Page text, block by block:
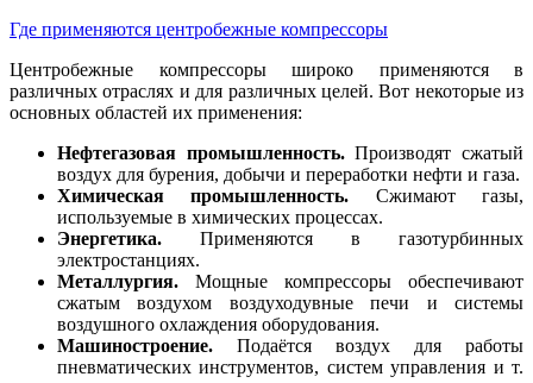
Где применяются центробежные компрессоры
Центробежные компрессоры широко применяются в
различных отраслях и для различных целей. Вот некоторые из
основных областей их применения:
Нефтегазовая промышленность.Производят сжатый
воздух для бурения, добычи и переработки нефти и газа.
Химическая промышленность. Сжимают газы,
используемые в химических процессах.
Энергетика. Применяются в газотурбинных
электростанциях.
Металлургия. Мощные компрессоры обеспечивают
сжатым воздухом воздуходувные печи и системы
воздушного охлаждения оборудования.
Машиностроение. Подаётся воздух для работы
пневматических инструментов, систем управления и т.